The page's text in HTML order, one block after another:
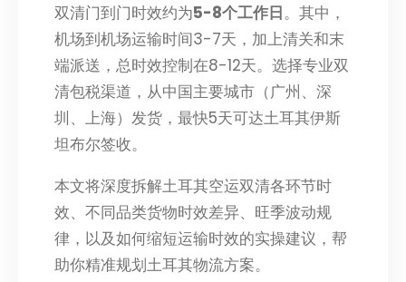
双清门到门时效约为5-8个工作日。其中，
机场到机场运输时间3-7天，加上清关和末
端派送，总时效控制在8-12天。选择专业双
清包税渠道，从中国主要城市（广州、深
圳、上海）发货，最快5天可达土耳其伊斯
坦布尔签收。
本文将深度拆解土耳其空运双清各环节时
效、不同品类货物时效差异、旺季波动规
律，以及如何缩短运输时效的实操建议，帮
助你精准规划土耳其物流方案。